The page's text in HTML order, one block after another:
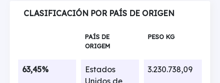
CLASIFICACIÓN POR PAÍS DE ORIGEN
PAÍS DE
ORIGEM
PESO KG
63,45%
Estados
Unidos de
3.230.738,09